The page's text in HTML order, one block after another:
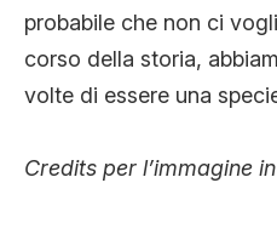
probabile che non ci
corso della storia,
volte di essere una
Credits per l’immagine